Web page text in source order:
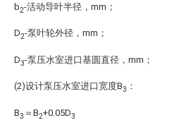
b2-活动导叶半径，mm；
D2-泵叶轮外径，mm；
D3-泵压水室进口基圆直径，mm；
(2)设计泵压水室进口宽度B3 ：
B3 ＝B2+0.05D3